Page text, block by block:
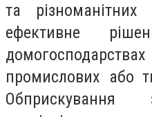
та
ефективне
промислових або
Обприскування